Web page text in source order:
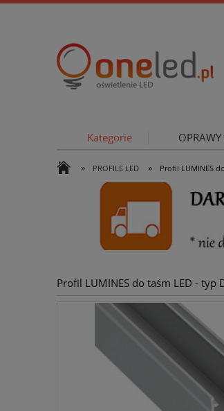
Kategorie
» PROFILE LED » Profil LUMINES
Profil LUMINES do taśm LED - typ